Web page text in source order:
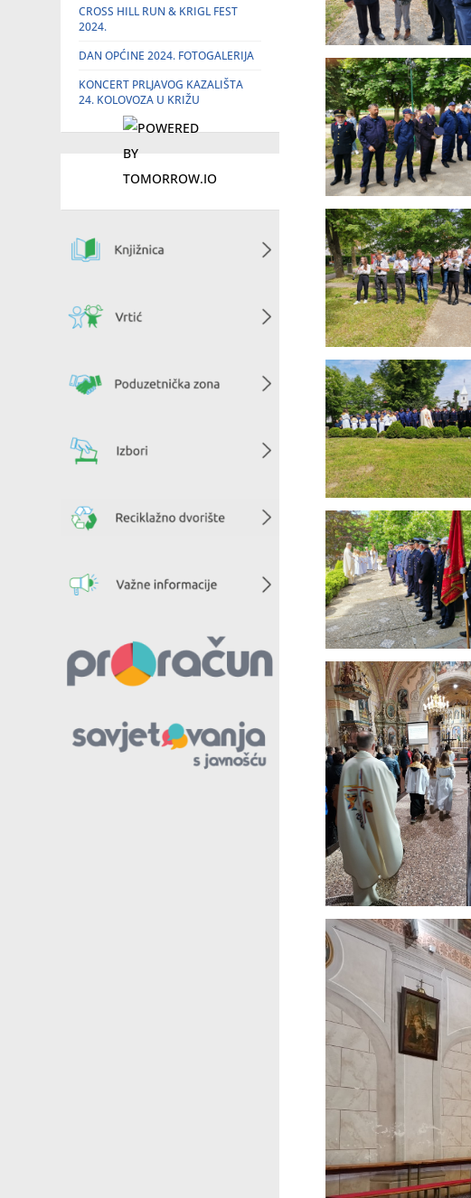
CROSS HILL RUN & KRIGL FEST
2024.
DAN OPĆINE 2024. FOTOGALERIJA
KONCERT PRLJAVOG KAZALIŠTA
24. KOLOVOZA U KRIŽU